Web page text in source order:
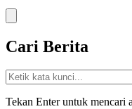
Cari Berita
Tekan Enter untuk mencari